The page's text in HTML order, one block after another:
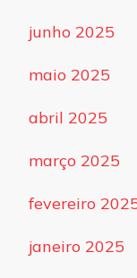
junho 2025
maio 2025
abril 2025
março 2025
fevereiro
janeiro 2025